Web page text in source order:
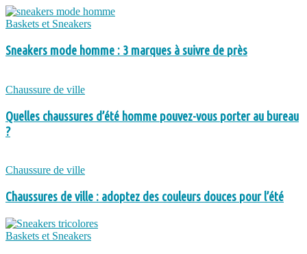
Baskets et Sneakers
Sneakers mode homme : 3 marques à suivre de près
Chaussure de ville
Quelles chaussures d’été homme pouvez-vous porter au bureau
?
Chaussure de ville
Chaussures de ville : adoptez des couleurs douces pour l’été
Baskets et Sneakers